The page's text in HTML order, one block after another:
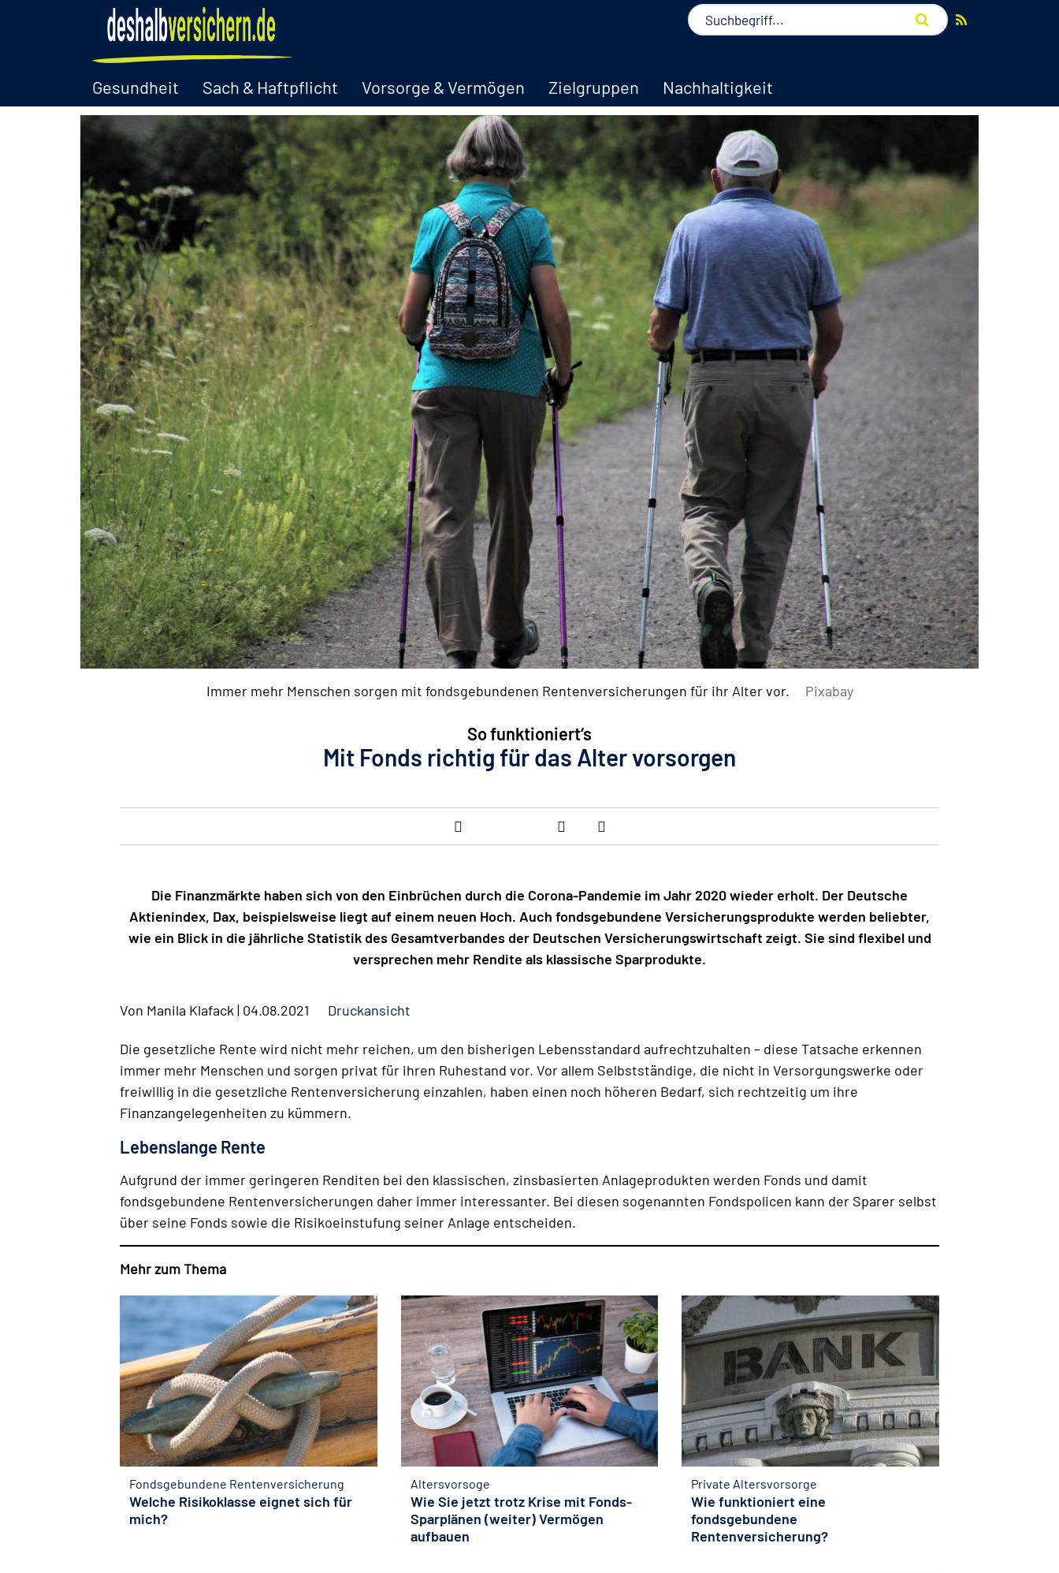
Gesundheit Sach & Haftpflicht Vorsorge & Vermögen Zielgruppen Nachhaltigkeit
Immer mehr Menschen sorgen mit fondsgebundenen Rentenversicherungen für ihr Alter vor. Pixabay
So funktioniert‘s
Mit Fonds richtig für das Alter vorsorgen
Die Finanzmärkte haben sich von den Einbrüchen durch die Corona-Pandemie im Jahr 2020 wieder erholt. Der Deutsche
Aktienindex, Dax, beispielsweise liegt auf einem neuen Hoch. Auch fondsgebundene Versicherungsprodukte werden beliebter,
wie ein Blick in die jährliche Statistik des Gesamtverbandes der Deutschen Versicherungswirtschaft zeigt. Sie sind flexibel und
versprechen mehr Rendite als klassische Sparprodukte.
Von Manila Klafack | 04.08.2021 Druckansicht
Die gesetzliche Rente wird nicht mehr reichen, um den bisherigen Lebensstandard aufrechtzuhalten – diese Tatsache erkennen
immer mehr Menschen und sorgen privat für ihren Ruhestand vor. Vor allem Selbstständige, die nicht in Versorgungswerke oder
freiwillig in die gesetzliche Rentenversicherung einzahlen, haben einen noch höheren Bedarf, sich rechtzeitig um ihre
Finanzangelegenheiten zu kümmern.
Lebenslange Rente
Aufgrund der immer geringeren Renditen bei den klassischen, zinsbasierten Anlageprodukten werden Fonds und damit
fondsgebundene Rentenversicherungen daher immer interessanter. Bei diesen sogenannten Fondspolicen kann der Sparer selbst
über seine Fonds sowie die Risikoeinstufung seiner Anlage entscheiden.
Mehr zum Thema
Fondsgebundene Rentenversicherung
Welche Risikoklasse eignet sich für
mich?
Altersvorsoge
Wie Sie jetzt trotz Krise mit Fonds-
Sparplänen (weiter) Vermögen
aufbauen
Private Altersvorsorge
Wie funktioniert eine
fondsgebundene
Rentenversicherung?